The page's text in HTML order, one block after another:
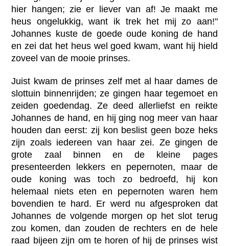
hier hangen; zie er liever van af! Je maakt me
heus ongelukkig, want ik trek het mij zo aan!"
Johannes kuste de goede oude koning de hand
en zei dat het heus wel goed kwam, want hij hield
zoveel van de mooie prinses.
Juist kwam de prinses zelf met al haar dames de
slottuin binnenrijden; ze gingen haar tegemoet en
zeiden goedendag. Ze deed allerliefst en reikte
Johannes de hand, en hij ging nog meer van haar
houden dan eerst: zij kon beslist geen boze heks
zijn zoals iedereen van haar zei. Ze gingen de
grote zaal binnen en de kleine pages
presenteerden lekkers en pepernoten, maar de
oude koning was toch zo bedroefd, hij kon
helemaal niets eten en pepernoten waren hem
bovendien te hard. Er werd nu afgesproken dat
Johannes de volgende morgen op het slot terug
zou komen, dan zouden de rechters en de hele
raad bijeen zijn om te horen of hij de prinses wist